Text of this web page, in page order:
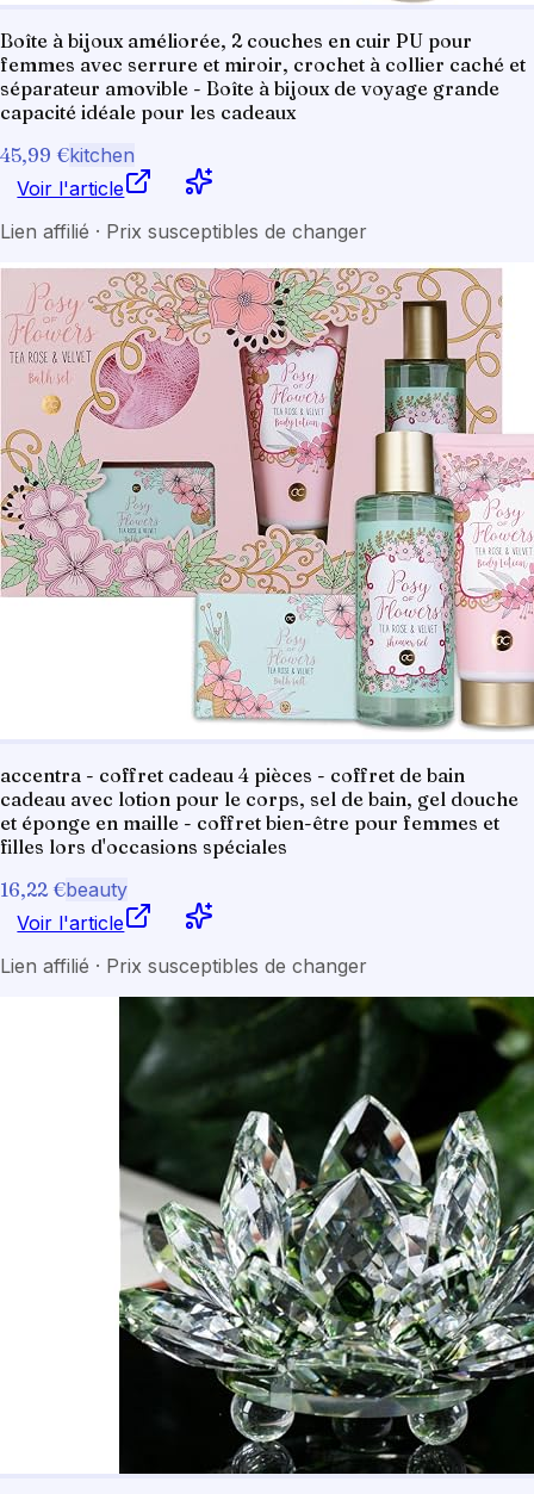
Boîte à bijoux améliorée, 2 couches en cuir PU pour
femmes avec serrure et miroir, crochet à collier caché et
séparateur amovible - Boîte à bijoux de voyage grande
capacité idéale pour les cadeaux
45,99 €kitchen
Voir l'article
Lien affilié · Prix susceptibles de changer
accentra - coffret cadeau 4 pièces - coffret de bain
cadeau avec lotion pour le corps, sel de bain, gel douche
et éponge en maille - coffret bien-être pour femmes et
filles lors d'occasions spéciales
16,22 €beauty
Voir l'article
Lien affilié · Prix susceptibles de changer